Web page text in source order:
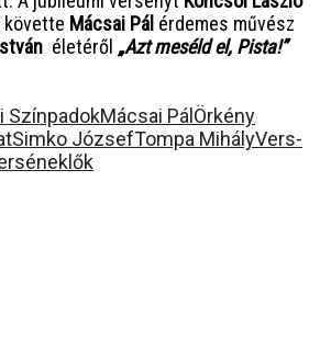
Mácsai Pál érdemes művész
életéről „Azt meséld el, Pista!”
SzínpadokMácsai Pál Örkény
Simko JózsefTompa MihályVers-